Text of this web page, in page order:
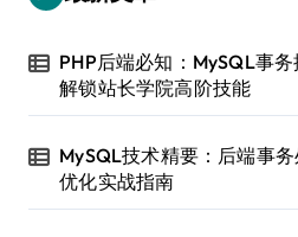
PHP后端必知：MySQL事务
解锁站长学院高阶技能
MySQL技术精要：后端事
优化实战指南